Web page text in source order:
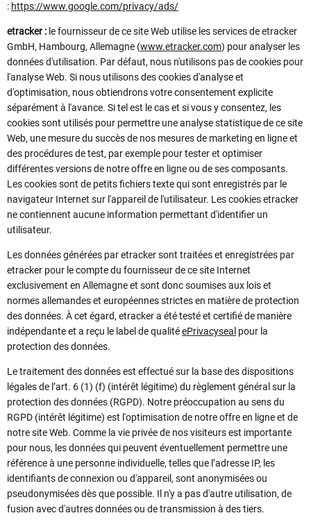
: https://www.google.com/privacy/ads/
etracker : le fournisseur de ce site Web utilise les services de etracker
GmbH, Hambourg, Allemagne (www.etracker.com) pour analyser les
données d'utilisation. Par défaut, nous n'utilisons pas de cookies pour
l'analyse Web. Si nous utilisons des cookies d'analyse et
d'optimisation, nous obtiendrons votre consentement explicite
séparément à l'avance. Si tel est le cas et si vous y consentez, les
cookies sont utilisés pour permettre une analyse statistique de ce site
Web, une mesure du succès de nos mesures de marketing en ligne et
des procédures de test, par exemple pour tester et optimiser
différentes versions de notre offre en ligne ou de ses composants.
Les cookies sont de petits fichiers texte qui sont enregistrés par le
navigateur Internet sur l'appareil de l'utilisateur. Les cookies etracker
ne contiennent aucune information permettant d'identifier un
utilisateur.
Les données générées par etracker sont traitées et enregistrées par
etracker pour le compte du fournisseur de ce site Internet
exclusivement en Allemagne et sont donc soumises aux lois et
normes allemandes et européennes strictes en matière de protection
des données. À cet égard, etracker a été testé et certifié de manière
indépendante et a reçu le label de qualitéePrivacyseal pour la
protection des données.
Le traitement des données est effectué sur la base des dispositions
légales de l’art. 6 (1) (f) (intérêt légitime) du règlement général sur la
protection des données (RGPD). Notre préoccupation au sens du
RGPD (intérêt légitime) est l'optimisation de notre offre en ligne et de
notre site Web. Comme la vie privée de nos visiteurs est importante
pour nous, les données qui peuvent éventuellement permettre une
référence à une personne individuelle, telles que l’adresse IP, les
identifiants de connexion ou d'appareil, sont anonymisées ou
pseudonymisées dès que possible. Il n'y a pas d'autre utilisation, de
fusion avec d'autres données ou de transmission à des tiers.